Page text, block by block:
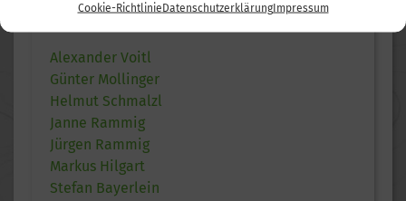
Cookie-RichtlinieDatenschutzerklärungImpressum
TOURLEITER
Alexander Voitl
Günter Mollinger
Helmut Schmalzl
Janne Rammig
Jürgen Rammig
Markus Hilgart
Stefan Bayerlein